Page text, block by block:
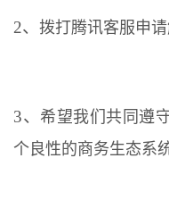
2、 拨打腾讯客服申
3、 希望我们共同遵
个良性的商务生态系统